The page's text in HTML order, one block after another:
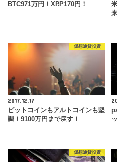
BTC971万円！XRP170円！
仮想通貨投資
2017.12.17
ビットコインもアルトコインも堅
調！9100万円まで戻す！
仮想通貨投資